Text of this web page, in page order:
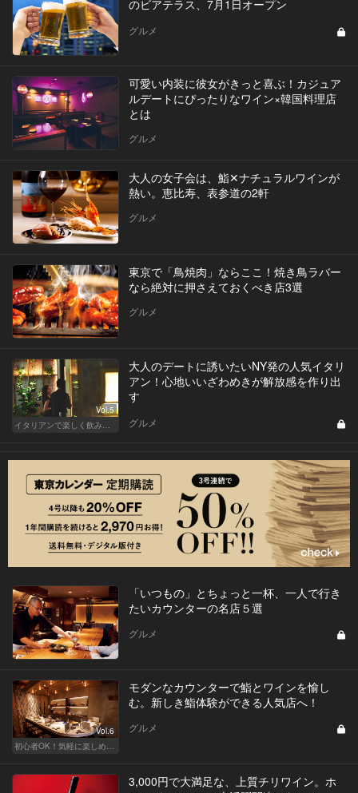
のビアテラス、7月1日オープン
グルメ
可愛い内装に彼女がきっと喜ぶ！カジュア
ルデートにぴったりなワイン×韓国料理店
とは
グルメ
大人の女子会は、鮨✕ナチュラルワインが
熱い。恵比寿、表参道の2軒
グルメ
東京で「鳥焼肉」ならここ！焼き鳥ラバー
なら絶対に押さえておくべき店3選
グルメ
Vol.5
イタリアンで楽しく飲み会！東京の人気店へ
大人のデートに誘いたいNY発の人気イタリ
アン！心地いいざわめきが解放感を作り出
す
グルメ
「いつもの」とちょっと一杯、一人で行き
たいカウンターの名店５選
グルメ
Vol.6
初心者OK！気軽に楽しめる鮨の人気店
モダンなカウンターで鮨とワインを愉し
む。新しき鮨体験ができる人気店へ！
グルメ
3,000円で大満足な、上質チリワイン。ホ